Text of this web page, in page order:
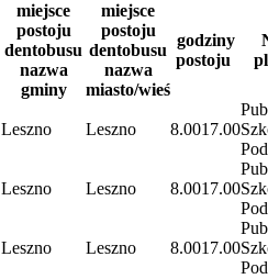
miejsce
postoju
dentobusu
nazwa
gminy
miejsce
postoju
dentobusu
nazwa
miasto/wieś
godziny
postoju
Leszno Leszno 8.0017.00
Leszno Leszno 8.0017.00
Leszno Leszno 8.0017.00